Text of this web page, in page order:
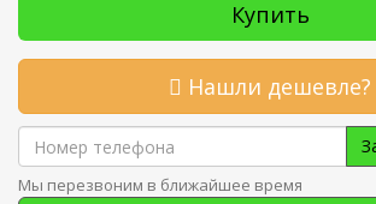
Купить
Нашли дешевле?
Мы перезвоним в ближайшее время